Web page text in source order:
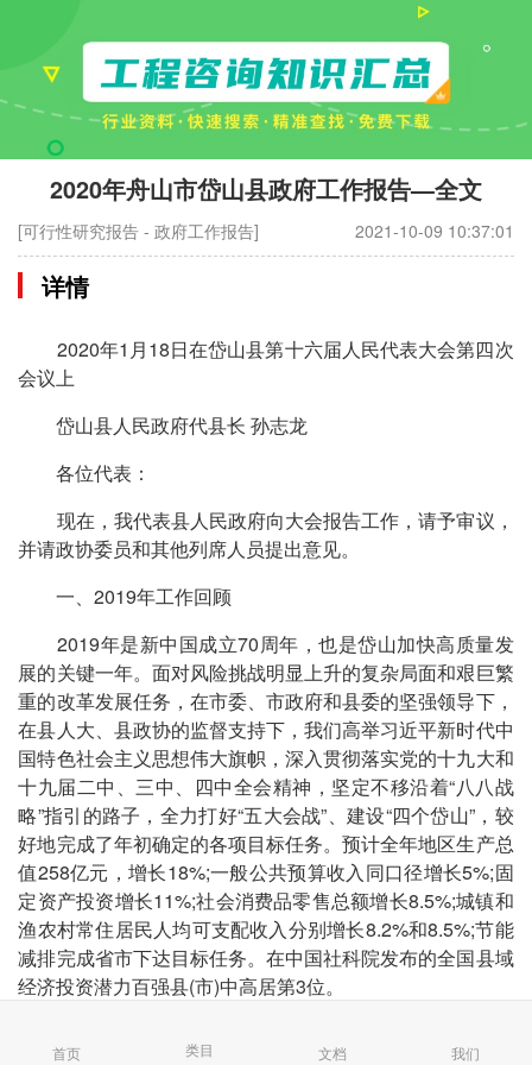
2020年舟山市岱山县政府工作报告—全文
[可行性研究报告 - 政府工作报告] 2021-10-09 10:37:01
详情
2020年1月18日在岱山县第十六届人民代表大会第四次
会议上
岱山县人民政府代县长 孙志龙
各位代表：
现在，我代表县人民政府向大会报告工作，请予审议，
并请政协委员和其他列席人员提出意见。
一、2019年工作回顾
2019年是新中国成立70周年，也是岱山加快高质量发
展的关键一年。面对风险挑战明显上升的复杂局面和艰巨繁
重的改革发展任务，在市委、市政府和县委的坚强领导下，
在县人大、县政协的监督支持下，我们高举习近平新时代中
国特色社会主义思想伟大旗帜，深入贯彻落实党的十九大和
十九届二中、三中、四中全会精神，坚定不移沿着“八八战
略”指引的路子，全力打好“五大会战”、建设“四个岱山”，较
好地完成了年初确定的各项目标任务。预计全年地区生产总
值258亿元，增长18%;一般公共预算收入同口径增长5%;固
定资产投资增长11%;社会消费品零售总额增长8.5%;城镇和
渔农村常住居民人均可支配收入分别增长8.2%和8.5%;节能
减排完成省市下达目标任务。在中国社科院发布的全国县域
经济投资潜力百强县(市)中高居第3位。
首页 类目 文档 我们